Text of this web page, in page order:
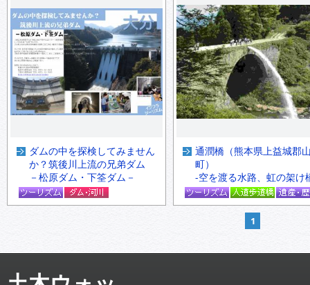
ダムの中を探検してみません
か？筑後川上流の兄弟ダム
－松原ダム・下筌ダム－
通潤橋（熊本県上益城郡
町）
-空を渡る水路、虹の架け
1